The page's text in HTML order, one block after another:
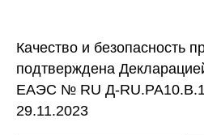
Качество и безопасность
подтверждена
ЕАЭС № RU Д-
29.11.2023